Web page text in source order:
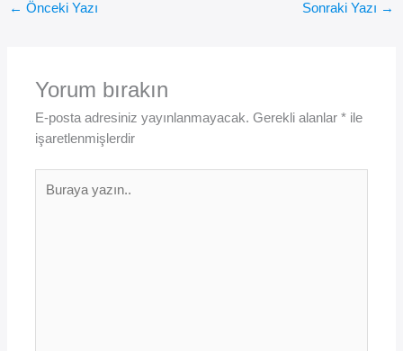
← Önceki Yazı Sonraki Yazı →
Yorum bırakın
E-posta adresiniz yayınlanmayacak. Gerekli alanlar* ile
işaretlenmişlerdir
yazın..